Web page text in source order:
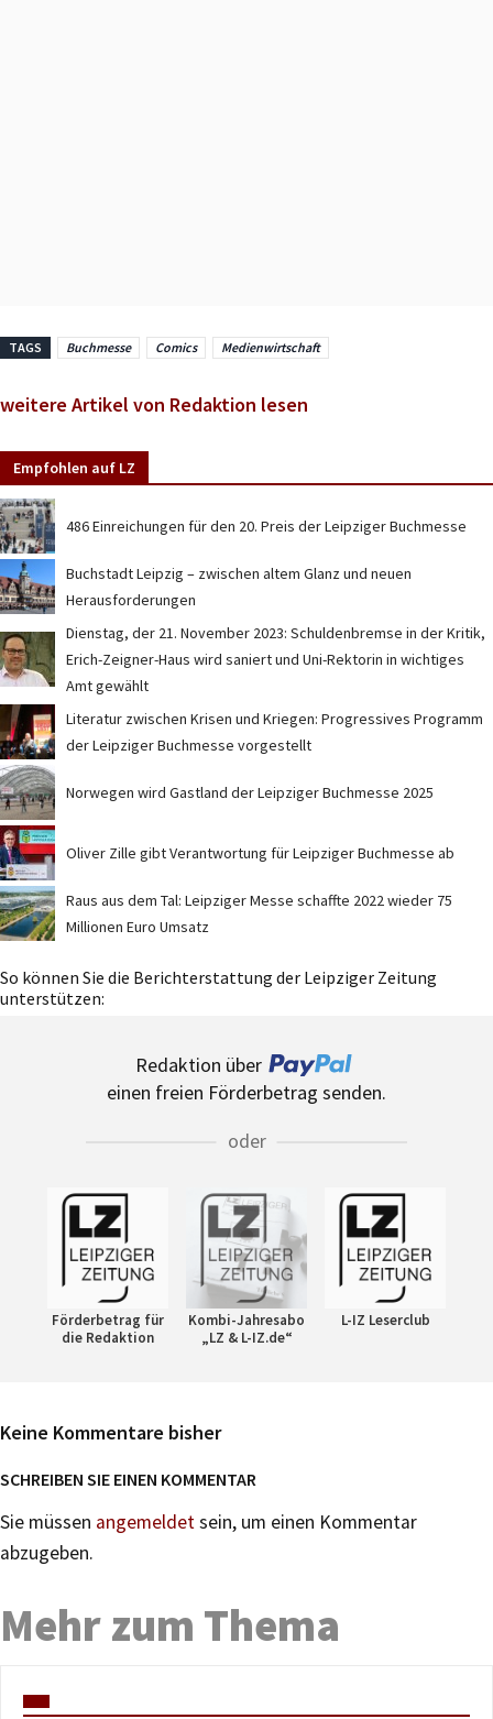
TAGS Buchmesse Comics Medienwirtschaft
weitere Artikel von Redaktion lesen
Empfohlen auf LZ
486 Einreichungen für den 20. Preis der Leipziger Buchmesse
Buchstadt Leipzig – zwischen altem Glanz und neuen
Herausforderungen
Dienstag, der 21. November 2023: Schuldenbremse in der Kritik,
Erich-Zeigner-Haus wird saniert und Uni-Rektorin in wichtiges
Amt gewählt
Literatur zwischen Krisen und Kriegen: Progressives Programm
der Leipziger Buchmesse vorgestellt
Norwegen wird Gastland der Leipziger Buchmesse 2025
Oliver Zille gibt Verantwortung für Leipziger Buchmesse ab
Raus aus dem Tal: Leipziger Messe schaffte 2022 wieder 75
Millionen Euro Umsatz
So können Sie die Berichterstattung der Leipziger Zeitung
unterstützen:
Redaktion über
einen freien Förderbetrag senden.
oder
Förderbetrag für
die Redaktion
Kombi-Jahresabo
„LZ & L-IZ.de“
L-IZ Leserclub
Keine Kommentare bisher
SCHREIBEN SIE EINEN KOMMENTAR
Sie müssen angemeldetsein, um einen Kommentar
abzugeben.
Mehr zum Thema